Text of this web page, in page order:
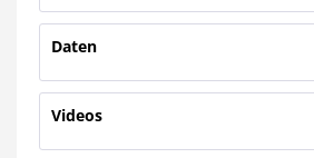
Daten
Videos